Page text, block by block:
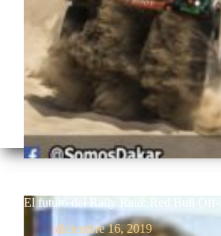
El futuro del Rally Raid: Red Bull Off-
diciembre 16, 2019